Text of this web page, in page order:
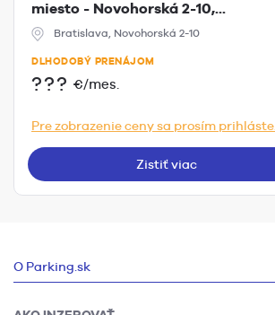
miesto - Novohorská 2-10,...
Bratislava, Novohorská 2-10
DLHODOBÝ PRENÁJOM
??? €/mes.
Pre zobrazenie ceny sa prosím prihláste.
Zistiť viac
O Parking.sk